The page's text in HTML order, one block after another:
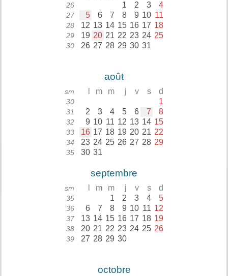
26 1 2 3 4
27 5 6 7 8 9 10 11
28 12 13 14 15 16 17 18
29 19 20 21 22 23 24 25
30 26 27 28 29 30 31
août
sm m m j v s d
30 1
31 2 3 4 5 6 7 8
32 9 10 11 12 13 14 15
33 16 17 18 19 20 21 22
34 23 24 25 26 27 28 29
35 30 31
septembre
sm m m j v s d
35 1 2 3 4 5
36 6 7 8 9 10 11 12
37 13 14 15 16 17 18 19
38 20 21 22 23 24 25 26
39 27 28 29 30
octobre